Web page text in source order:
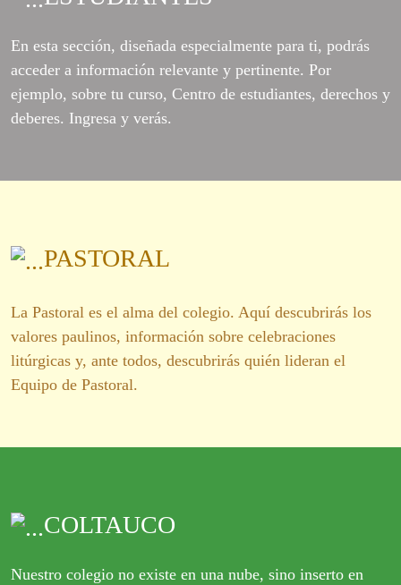
En esta sección, diseñada especialmente para ti, podrás
acceder a información relevante y pertinente. Por
ejemplo, sobre tu curso, Centro de estudiantes, derechos y
deberes. Ingresa y verás.
PASTORAL
La Pastoral es el alma del colegio. Aquí descubrirás los
valores paulinos, información sobre celebraciones
litúrgicas y, ante todos, descubrirás quién lideran el
Equipo de Pastoral.
COLTAUCO
Nuestro colegio no existe en una nube, sino inserto en